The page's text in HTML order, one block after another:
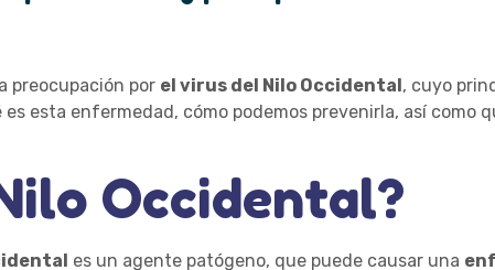
preocupación por el virus del Nilo Occidental, cuyo
esta enfermedad, cómo podemos prevenirla, así como
Occidental?
es un agente patógeno, que puede causar una